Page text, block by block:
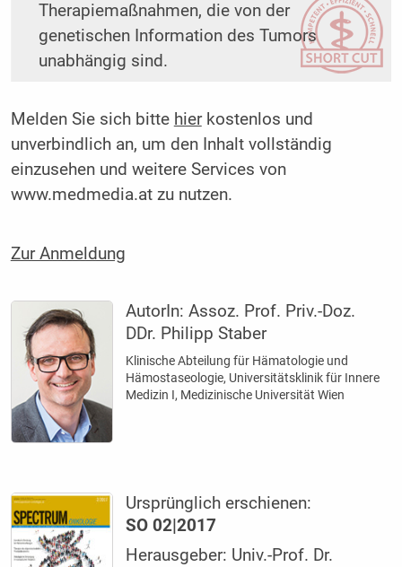
Therapiemaßnahmen, die von der
genetischen Information des Tumors
unabhängig sind.
Melden Sie sich bitte hierkostenlos und
unverbindlich an, um den Inhalt vollständig
einzusehen und weitere Services von
www.medmedia.at zu nutzen.
Zur Anmeldung
AutorIn:Assoz. Prof. Priv.-Doz.
DDr. Philipp Staber
Klinische Abteilung für Hämatologie und
Hämostaseologie, Universitätsklinik für Innere
Medizin I, Medizinische Universität Wien
Ursprünglich erschienen:
SO 02|2017
Herausgeber: Univ.-Prof. Dr.